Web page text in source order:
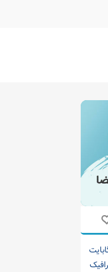
۱۰ گیگابایت
ترافیک